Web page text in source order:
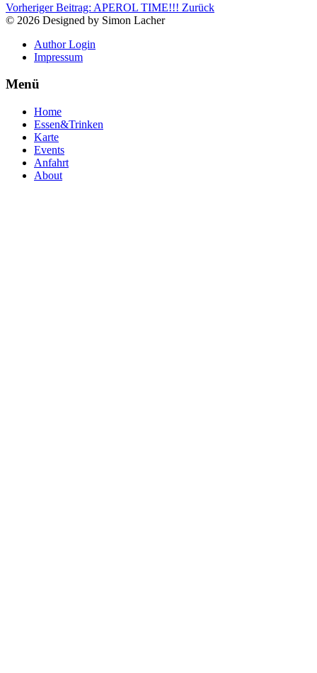
Vorheriger Beitrag: APEROL TIME!!! Zurück
© 2026 Designed by Simon Lacher
Author Login
Impressum
Menü
Home
Essen&Trinken
Karte
Events
Anfahrt
About